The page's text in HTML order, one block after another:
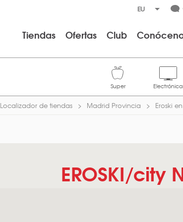
Tiendas Ofertas Club
Localizador de tiendas Madrid Provincia Eroski
EROSKI/city